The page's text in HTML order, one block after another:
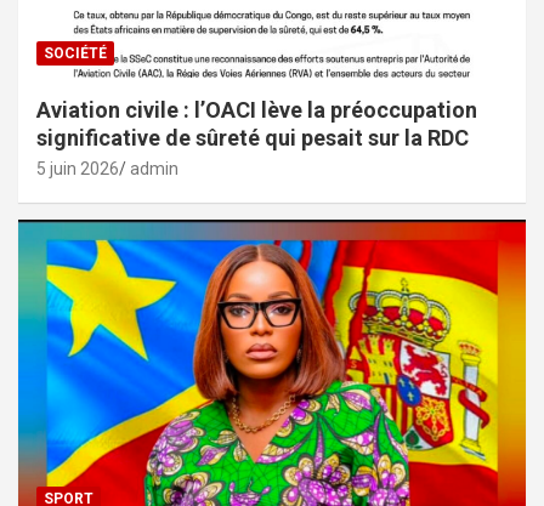
SOCIÉTÉ
Aviation civile : l’OACI lève la préoccupation
significative de sûreté qui pesait sur la RDC
5 juin 2026 admin
SPORT